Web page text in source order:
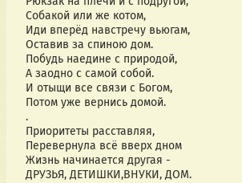
Собакой или же котом,
Иди вперёд навстречу вьюгам,
Оставив за спиною дом.
Побудь наедине с природой,
А заодно с самой собой.
И отыщи все связи с Богом,
Потом уже вернись домой.
.
Приоритеты расставляя,
Перевернула всё вверх дном
Жизнь начинается другая -
ДРУЗЬЯ, ДЕТИШКИ,ВНУКИ, ДОМ.